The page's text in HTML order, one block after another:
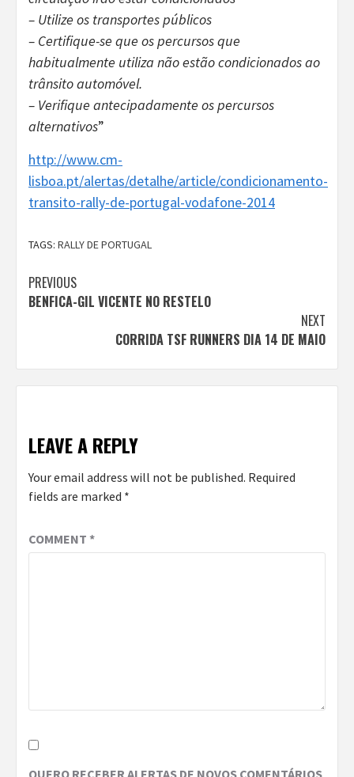
– Utilize os transportes públicos
– Certifique-se que os percursos que
habitualmente utiliza não estão condicionados ao
trânsito automóvel.
– Verifique antecipadamente os percursos
alternativos”
http://www.cm-
lisboa.pt/alertas/detalhe/article/condicionamento-
transito-rally-de-portugal-vodafone-2014
TAGS: RALLY DE PORTUGAL
Continue
Reading
PREVIOUS
BENFICA-GIL VICENTE NO RESTELO
NEXT
CORRIDA TSF RUNNERS DIA 14 DE MAIO
LEAVE A REPLY
Your email address will not be published. Required
fields are marked *
COMMENT *